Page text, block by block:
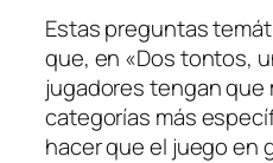
Estas preguntas
que, en «Dos tontos,
jugadores tengan que
categorías más
hacer que el juego en